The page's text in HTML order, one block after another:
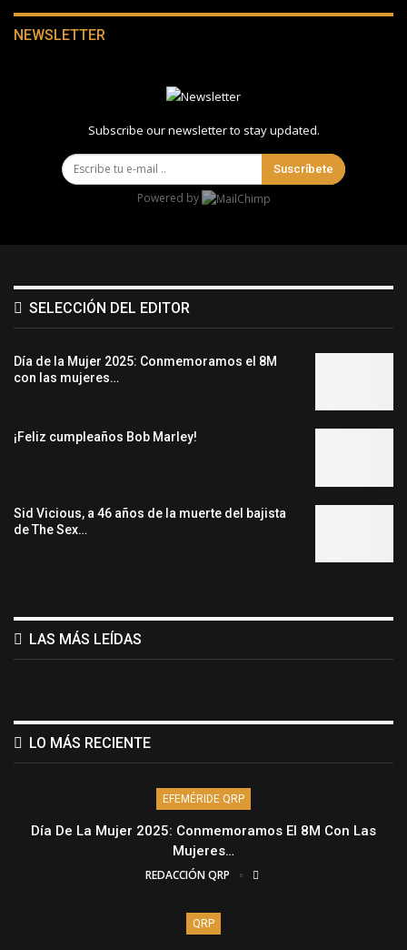
NEWSLETTER
Subscribe our newsletter to stay updated.
Suscríbete
Powered by
SELECCIÓN DEL EDITOR
Día de la Mujer 2025: Conmemoramos el 8M
con las mujeres…
¡Feliz cumpleaños Bob Marley!
Sid Vicious, a 46 años de la muerte del bajista
de The Sex…
LAS MÁS LEÍDAS
LO MÁS RECIENTE
EFEMÉRIDE QRP
Día De La Mujer 2025: Conmemoramos El 8M Con Las
Mujeres…
REDACCIÓN QRP
QRP